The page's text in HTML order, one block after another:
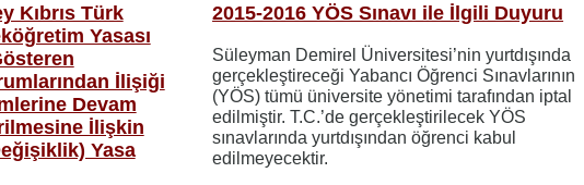
Kıbrıs Türk
Yasası
İlişiği
Devam
İlişkin
Yasa
2015-2016 YÖS Sınavı ile İlgili Duyuru
Süleyman Demirel Üniversitesi’nin yurtdışında
gerçekleştireceği Yabancı Öğrenci Sınavlarının
(YÖS) tümü üniversite yönetimi tarafından iptal
edilmiştir. T.C.’de gerçekleştirilecek YÖS
sınavlarında yurtdışından öğrenci kabul
edilmeyecektir.